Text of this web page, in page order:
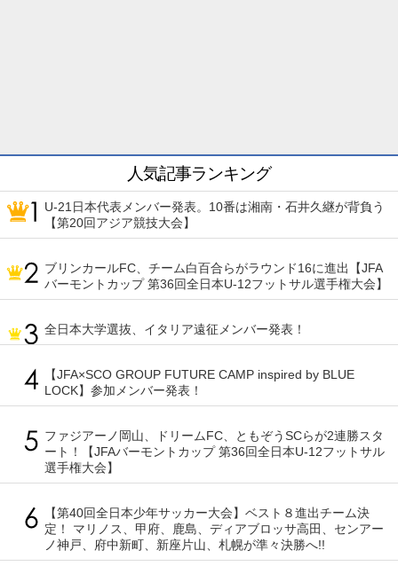
人気記事ランキング
U-21日本代表メンバー発表。10番は湘南・石井久継が背負う
【第20回アジア競技大会】
ブリンカールFC、チーム白百合らがラウンド16に進出【JFA
バーモントカップ 第36回全日本U-12フットサル選手権大会】
全日本大学選抜、イタリア遠征メンバー発表！
【JFA×SCO GROUP FUTURE CAMP inspired by BLUE
LOCK】参加メンバー発表！
ファジアーノ岡山、ドリームFC、ともぞうSCらが2連勝スタ
ート！【JFAバーモントカップ 第36回全日本U-12フットサル
選手権大会】
【第40回全日本少年サッカー大会】ベスト８進出チーム決
定！ マリノス、甲府、鹿島、ディアブロッサ高田、センアー
ノ神戸、府中新町、新座片山、札幌が準々決勝へ!!